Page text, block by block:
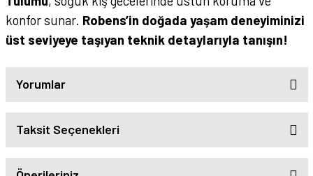
konfor sunar. Robens’in doğada yaşam deneyiminizi
üst seviyeye taşıyan teknik detaylarıyla tanışın!
Yorumlar
Taksit Seçenekleri